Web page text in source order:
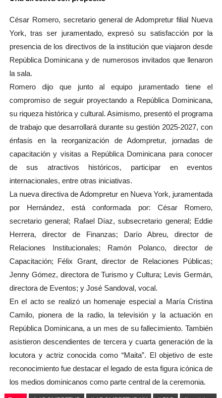
César Romero, secretario general de Adompretur filial Nueva
York, tras ser juramentado, expresó su satisfacción por la
presencia de los directivos de la institución que viajaron desde
República Dominicana y de numerosos invitados que llenaron
la sala.
Romero dijo que junto al equipo juramentado tiene el
compromiso de seguir proyectando a República Dominicana,
su riqueza histórica y cultural. Asimismo, presentó el programa
de trabajo que desarrollará durante su gestión 2025-2027, con
énfasis en la reorganización de Adompretur, jornadas de
capacitación y visitas a República Dominicana para conocer
de sus atractivos históricos, participar en eventos
internacionales, entre otras iniciativas.
La nueva directiva de Adompretur en Nueva York, juramentada
por Hernández, está conformada por: César Romero,
secretario general; Rafael Díaz, subsecretario general; Eddie
Herrera, director de Finanzas; Darío Abreu, director de
Relaciones Institucionales; Ramón Polanco, director de
Capacitación; Félix Grant, director de Relaciones Públicas;
Jenny Gómez, directora de Turismo y Cultura; Levis Germán,
directora de Eventos; y José Sandoval, vocal.
En el acto se realizó un homenaje especial a María Cristina
Camilo, pionera de la radio, la televisión y la actuación en
República Dominicana, a un mes de su fallecimiento. También
asistieron descendientes de tercera y cuarta generación de la
locutora y actriz conocida como “Maita”. El objetivo de este
reconocimiento fue destacar el legado de esta figura icónica de
los medios dominicanos como parte central de la ceremonia.